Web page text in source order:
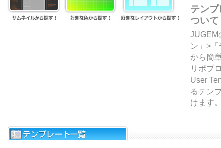
テン
ついて
JUGEM
ン」>
から簡
リポブ
User
るテン
けます